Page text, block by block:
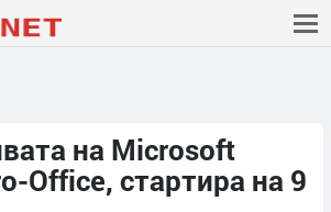
на Microsoft
Office, стартира на 9